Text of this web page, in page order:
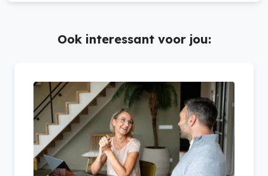
Ook interessant voor jou: